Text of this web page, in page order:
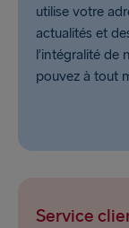
utilise votre
actualités et
l’intégralité de
pouvez à tout
Service